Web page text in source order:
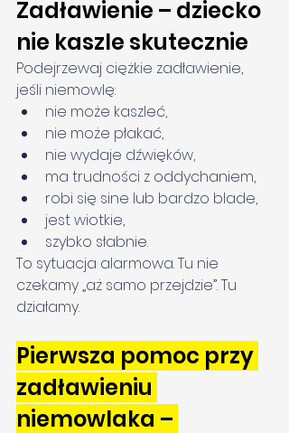
Zadławienie – dziecko
nie kaszle skutecznie
Podejrzewaj ciężkie zadławienie,
jeśli niemowlę:
nie może kaszleć,
nie może płakać,
nie wydaje dźwięków,
ma trudności z oddychaniem,
robi się sine lub bardzo blade,
jest wiotkie,
szybko słabnie.
To sytuacja alarmowa. Tu nie
czekamy „aż samo przejdzie”. Tu
działamy.
Pierwsza pomoc przy
zadławieniu
niemowlaka –